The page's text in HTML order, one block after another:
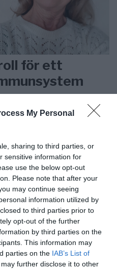
My Personal
sharing to third parties, or
sensitive information for
use the below opt-out
Please note that after your
may continue seeing
information utilized by
to third parties prior to
opt-out of the further
by third parties on the
This information may
parties on the IAB’s List of
further disclose it to other
för ett